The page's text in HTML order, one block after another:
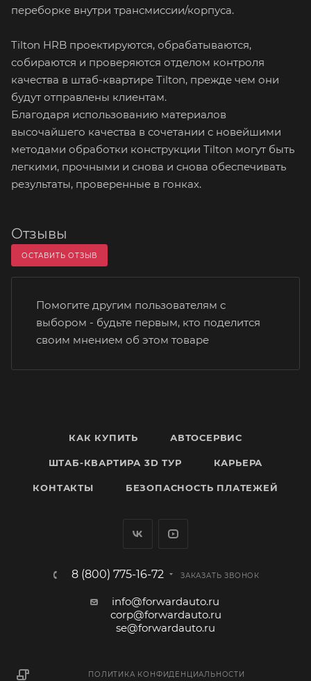
переборке внутри трансмиссии/корпуса.
Tilton HRB проектируются, обрабатываются,
собираются и проверяются отделом контроля
качества в штаб-квартире Tilton, прежде чем они
будут отправлены клиентам.
Благодаря использованию материалов
высочайшего качества в сочетании с новейшими
методами обработки конструкции Tilton могут быть
легкими, прочными и снова и снова обеспечивать
результаты, проверенные в гонках.
Отзывы
ОСТАВИТЬ ОТЗЫВ
Помогите другим пользователям с
выбором - будьте первым, кто поделится
своим мнением об этом товаре
КАК КУПИТЬ АВТОСЕРВИС
ШТАБ-КВАРТИРА 3D ТУР КАРЬЕРА
КОНТАКТЫ БЕЗОПАСНОСТЬ ПЛАТЕЖЕЙ
8 (800) 775-16-72 ЗАКАЗАТЬ ЗВОНОК
info@forwardauto.ru
corp@forwardauto.ru
se@forwardauto.ru
ПОЛИТИКА КОНФИДЕНЦИАЛЬНОСТИ